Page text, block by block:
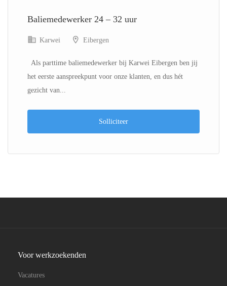
Baliemedewerker 24 – 32 uur
Karwei Eibergen
Als parttime baliemedewerker bij Karwei Eibergen ben jij
het eerste aanspreekpunt voor onze klanten, en dus hét
gezicht van...
Solliciteer
Voor werkzoekenden
Vacatures